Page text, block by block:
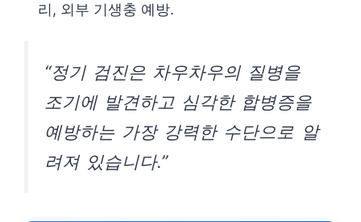
리, 외부 기생충 예방.
“정기 검진은 차우차우의 질병을
조기에 발견하고 심각한 합병증을
예방하는 가장 강력한 수단으로 알
려져 있습니다.”